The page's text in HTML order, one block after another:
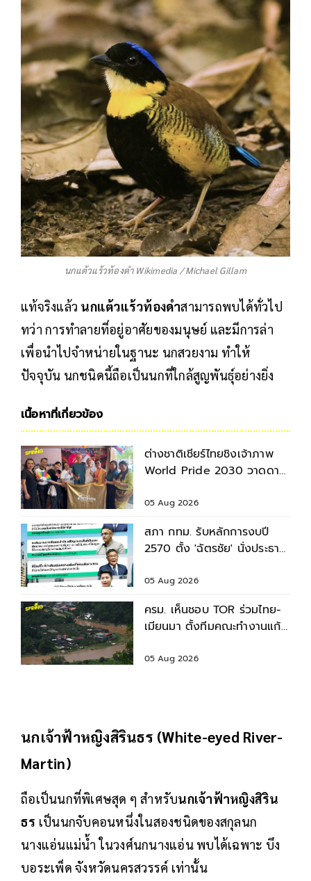
นกแต้วแร้วท้องดำ Wikimedia / Michael Gillam
แท้จริงแล้ว นกแต้วแร้วท้องดำสามารถพบได้ทั่วไป
ทว่า การทำลายที่อยู่อาศัยของมนุษย์ และมีการล่า
เพื่อนำไปจำหน่ายในฐานะ นกสวยงาม ทำให้
ปัจจุบัน นกชนิดนี้ถือเป็นนกที่ใกล้สูญพันธุ์อย่างยิ่ง
เนื้อหาที่เกี่ยวข้อง
ต่างชาติเชียร์ไทยชิงเจ้าภาพ
World Pride 2030 วาดดาว
05 Aug 2026
สภา กทม. รับหลักการงบปี
2570 ตั้ง 'ฉัตรชัย' นั่งประธาน
05 Aug 2026
ครม. เห็นชอบ TOR ร่วมไทย-
เมียนมา ตั้งทีมคณะทำงานแก้
05 Aug 2026
นกเจ้าฟ้าหญิงสิรินธร (White-eyed River-
Martin)
ถือเป็นนกที่พิเศษสุด ๆ สำหรับนกเจ้าฟ้าหญิงสิริน
ธร เป็นนกจับคอนหนึ่งในสองชนิดของสกุลนก
นางแอ่นแม่น้ำ ในวงศ์นกนางแอ่น พบได้เฉพาะ บึง
บอระเพ็ด จังหวัดนครสวรรค์ เท่านั้น